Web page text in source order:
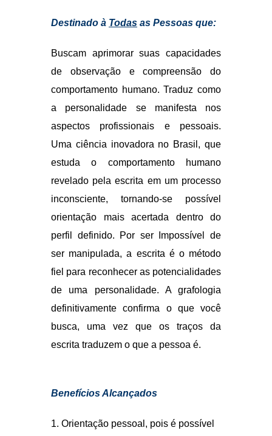
revelado pela escrita em um processo
orientação mais acertada dentro do
perfil definido. Por ser Impossível de
ser manipulada, a escrita é o método
fiel para reconhecer as potencialidades
de uma personalidade. A
grafologia
definitivamente confirma o que você
busca, uma vez que os traços da
escrita traduzem o que a pessoa é.
Benefícios Alcançados
1. Orientação pessoal, pois é possível
observar o que está acontecendo com
a pessoa naquele momento de sua
vida;
2. Reflete as tendências
uma colocação profissional adequada;
5. Identifica qualidades e talentos em